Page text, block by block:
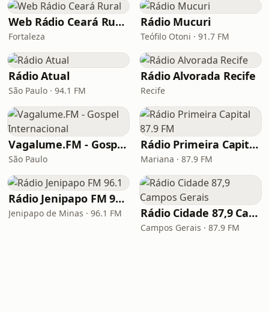
Web Rádio Ceará Rural
Fortaleza
Rádio Mucuri
Teófilo Otoni · 91.7 FM
Rádio Atual
São Paulo · 94.1 FM
Rádio Alvorada Recife
Recife
Vagalume.FM - Gospel Internacional
São Paulo
Rádio Primeira Capital 87.9 FM
Mariana · 87.9 FM
Rádio Jenipapo FM 96.1
Jenipapo de Minas · 96.1 FM Rádio Cidade 87,9 Campos Gerais
Campos Gerais · 87.9 FM